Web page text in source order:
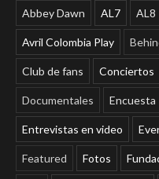
Abbey Dawn AL7 AL8
Avril Colombia Play
Club de fans Conciertos
Documentales Encuesta
Entrevistas en video
Featured Fotos